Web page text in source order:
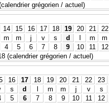
grégorien / actuel)
14 15 16 17 18 19 20 21 22
m m j v s d m m
4 5 6 7 8 9 10 11 12
(calendrier grégorien / actuel)
16 17 18 19 20 21 22 23
s d m m j v s
5 6 7 8 9 10 11 12